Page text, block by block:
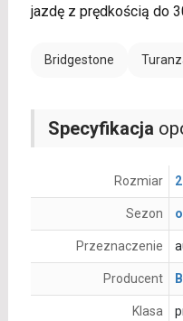
jazdę z prędkością do
Bridgestone
Specyfikacja
Rozmiar
Sezon
Przeznaczenie
Producent
Klasa